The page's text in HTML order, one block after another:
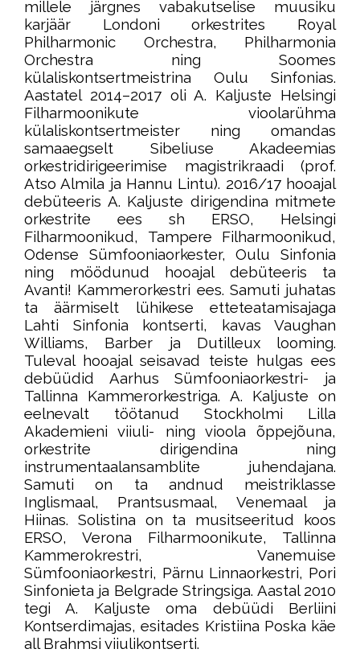
millele järgnes vabakutselise muusiku
karjäär Londoni orkestrites Royal
Philharmonic Orchestra, Philharmonia
Orchestra ning Soomes
külaliskontsertmeistrina Oulu Sinfonias.
Aastatel 2014–2017 oli A. Kaljuste Helsingi
Filharmoonikute vioolarühma
külaliskontsertmeister ning omandas
samaaegselt Sibeliuse Akadeemias
orkestridirigeerimise magistrikraadi (prof.
Atso Almila ja Hannu Lintu). 2016/17 hooajal
debüteeris A. Kaljuste dirigendina mitmete
orkestrite ees sh ERSO, Helsingi
Filharmoonikud, Tampere Filharmoonikud,
Odense Sümfooniaorkester, Oulu Sinfonia
ning möödunud hooajal debüteeris ta
Avanti! Kammerorkestri ees. Samuti juhatas
ta äärmiselt lühikese etteteatamisajaga
Lahti Sinfonia kontserti, kavas Vaughan
Williams, Barber ja Dutilleux looming.
Tuleval hooajal seisavad teiste hulgas ees
debüüdid Aarhus Sümfooniaorkestri- ja
Tallinna Kammerorkestriga. A. Kaljuste on
eelnevalt töötanud Stockholmi Lilla
Akademieni viiuli- ning vioola õppejõuna,
orkestrite dirigendina ning
instrumentaalansamblite juhendajana.
Samuti on ta andnud meistriklasse
Inglismaal, Prantsusmaal, Venemaal ja
Hiinas. Solistina on ta musitseeritud koos
ERSO, Verona Filharmoonikute, Tallinna
Kammerokrestri, Vanemuise
Sümfooniaorkestri, Pärnu Linnaorkestri, Pori
Sinfonieta ja Belgrade Stringsiga. Aastal 2010
tegi A. Kaljuste oma debüüdi Berliini
Kontserdimajas, esitades Kristiina Poska käe
all Brahmsi viiulikontserti.